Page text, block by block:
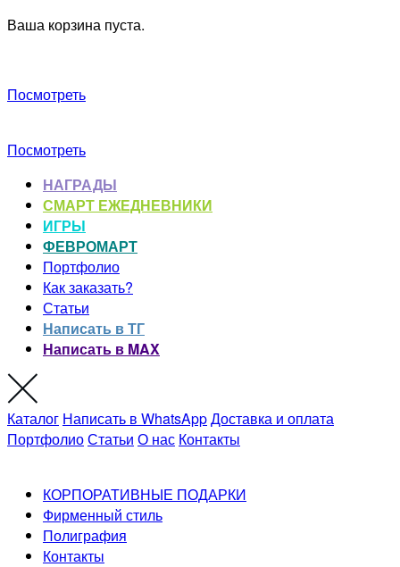
Ваша корзина пуста.
Посмотреть
Посмотреть
НАГРАДЫ
СМАРТ ЕЖЕДНЕВНИКИ
ИГРЫ
ФЕВРОМАРТ
Портфолио
Как заказать?
Статьи
Написать в ТГ
Написать в MAX
Каталог Написать в WhatsAppДоставка и оплата
ПортфолиоСтатьи О нас Контакты
КОРПОРАТИВНЫЕ ПОДАРКИ
Фирменный стиль
Полиграфия
Контакты